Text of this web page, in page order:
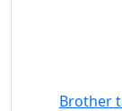
Brother